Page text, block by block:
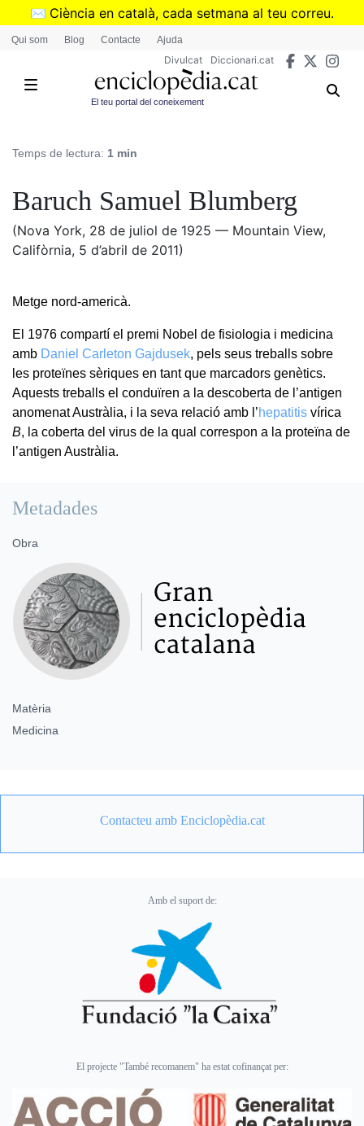
Vés
✉️ Ciència en català, cada setmana al teu correu.
➜Subscriu-te al butlletí de Divulcat
Qui som Blog Contacte Ajuda
Divulcat Diccionari.cat
El teu portal del coneixement
Temps de lectura: 1 min
Baruch Samuel Blumberg
(Nova York, 28 de juliol de 1925 — Mountain View,
Califòrnia, 5 d’abril de 2011)
Metge nord-americà.
El 1976 compartí el premi Nobel de fisiologia i medicina
amb Daniel Carleton Gajdusek, pels seus treballs sobre
les proteïnes sèriques en tant que marcadors genètics.
Aquests treballs el conduïren a la descoberta de l’antigen
anomenat Austràlia, i la seva relació amb l’hepatitis vírica
B, la coberta del virus de la qual correspon a la proteïna de
l’antigen Austràlia.
Metadades
Obra
Matèria
Medicina
Contacteu amb Enciclopèdia.cat
Amb el suport de:
El projecte "També recomanem" ha estat cofinançat per: